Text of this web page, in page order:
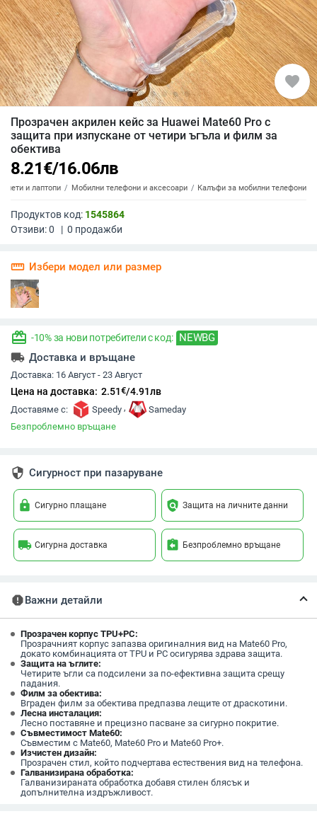
favorite
Прозрачен акрилен кейс за Huawei Mate60 Pro с
защита при изпускане от четири ъгъла и филм за
обектива
8.21€/16.06лв
и лаптопи Мобилни телефони и аксесоари Калъфи за мобилни телефони
Продуктов код: 1545864
Отзиви:0 | 0 продажби
straighten Избери модел или размер
redeem -10% за нови потребители с код: NEWBG
local_shipping Доставка и връщане
Доставка: 16 Август - 23 Август
Цена на доставка: 2.51€/4.91лв
Доставяме с: Speedy ,
Sameday
Безпроблемно връщане
security Сигурност при пазаруване
lock Сигурно плащане policy Защита на личните данни
local_shipping Сигурна доставка assignment_return Безпроблемно връщане
reportВажни детайли
Прозрачен корпус TPU+PC:
Прозрачният корпус запазва оригиналния вид на Mate60 Pro,
докато комбинацията от TPU и PC осигурява здрава защита.
Защита на ъглите:
Четирите ъгли са подсилени за по-ефективна защита срещу
падания.
Филм за обектива:
Вграден филм за обектива предпазва лещите от драскотини.
Лесна инсталация:
Лесно поставяне и прецизно пасване за сигурно покритие.
Съвместимост Mate60:
Съвместим с Mate60, Mate60 Pro и Mate60 Pro+.
Изчистен дизайн:
Прозрачен стил, който подчертава естествения вид на телефона.
Галванизирана обработка:
Галванизираната обработка добавя стилен блясък и
допълнителна издръжливост.